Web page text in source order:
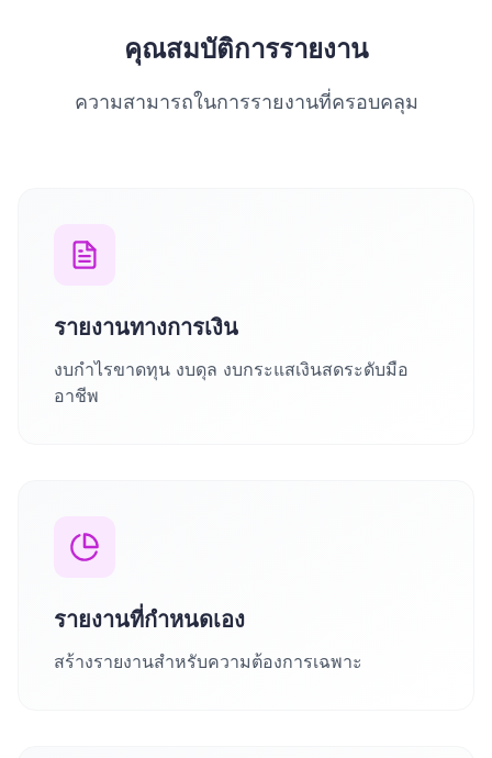
คุณสมบัติการรายงาน
ความสามารถในการรายงานที่ครอบคลุม
รายงานทางการเงิน
งบกำไรขาดทุน งบดุล งบกระแสเงินสดระดับมือ
อาชีพ
รายงานที่กำหนดเอง
สร้างรายงานสำหรับความต้องการเฉพาะ